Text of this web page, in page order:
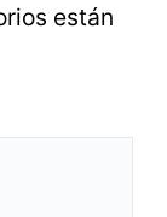
están